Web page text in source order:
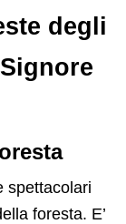
degli
spettacolari
foresta. E’